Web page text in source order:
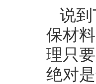
说到
保材
理只
绝对